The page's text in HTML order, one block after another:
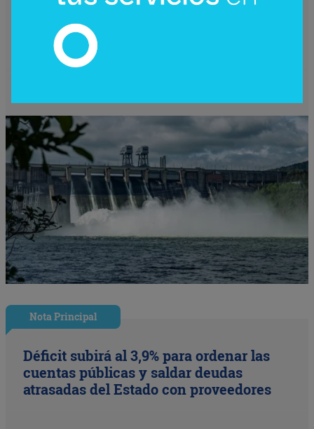
¿Una nueva hidroeléctrica binacional?
Reactivan en Argentina el debate sobre
Corpus Christi (un proyecto de US$
4.200 millones)
Nota Principal
Déficit subirá al 3,9% para ordenar las
cuentas públicas y saldar deudas
atrasadas del Estado con proveedores